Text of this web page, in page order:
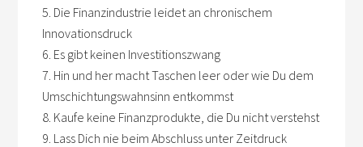
5. Die Finanzindustrie leidet an chronischem
Innovationsdruck
6. Es gibt keinen Investitionszwang
7. Hin und her macht Taschen leer oder wie Du dem
Umschichtungswahnsinn entkommst
8. Kaufe keine Finanzprodukte, die Du nicht verstehst
9. Lass Dich nie beim Abschluss unter Zeitdruck